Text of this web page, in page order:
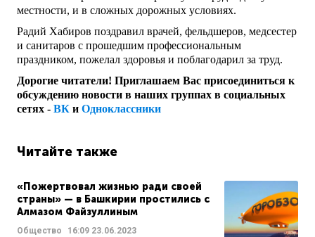
местности, и в сложных дорожных условиях.
Радий Хабиров поздравил врачей, фельдшеров, медсестер
и санитаров с прошедшим профессиональным
праздником, пожелал здоровья и поблагодарил за труд.
Дорогие читатели! Приглашаем Вас присоединиться к
обсуждению новости в наших группах в социальных
сетях - ВК и Одноклассники
Читайте также
«Пожертвовал жизнью ради своей
страны» — в Башкирии простились с
Алмазом Файзуллиным
Общество 16:09 23.06.2023